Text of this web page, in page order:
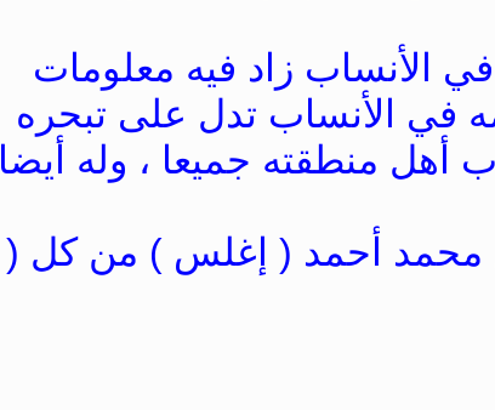
في الأنساب زاد فيه معلومات
في الأنساب تدل على تبحره
منطقته جميعا ، وله أيضا
ﻣﺤﻤﺪ ﺃﺣﻤﺪ ‏( ﺇﻏﻠﺲ ‏) ﻣﻦ ﻛﻞ ‏(